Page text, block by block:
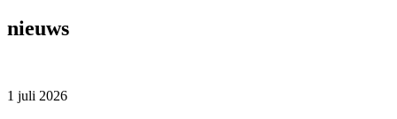
nieuws
1 juli 2026